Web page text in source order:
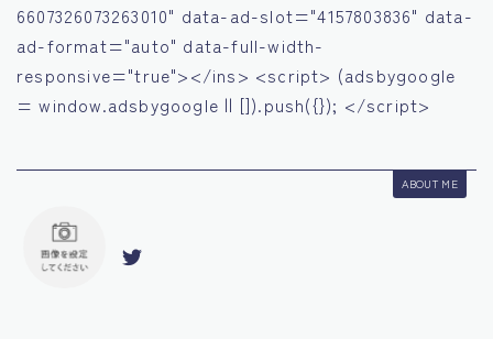
6607326073263010" data-ad-slot="4157803836" data-
ad-format="auto" data-full-width-
responsive="true"></ins> <script> (adsbygoogle
= window.adsbygoogle || []).push({}); </script>
ABOUT ME